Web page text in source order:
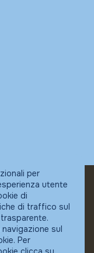
per
utente
di
di traffico sul
sul
Per